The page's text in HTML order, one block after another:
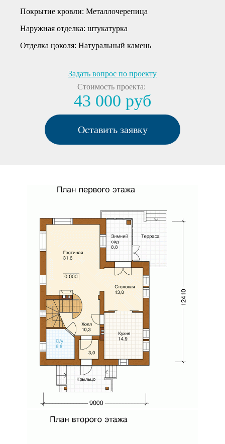
Покрытие кровли: Металлочерепица
Наружная отделка: штукатурка
Отделка цоколя: Натуральный камень
Задать вопрос по проекту
Стоимость проекта:
43 000 руб
Оставить заявку